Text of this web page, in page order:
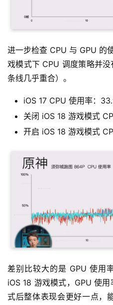
进一步检查 CPU 与 GPU 的
戏模式下 CPU 调度策略并
条线几乎重合）。
iOS 17 CPU 使用率：
关闭 iOS 18 游戏模式
开启 iOS 18 游戏模式
差别比较大的是 GPU 使用
iOS 18 游戏模式，GPU 使
式后整体表现会更好一点，